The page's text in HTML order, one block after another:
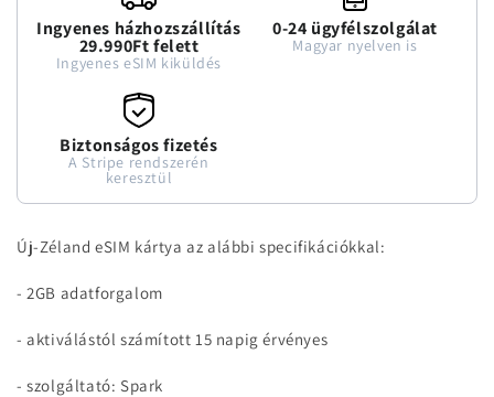
Ingyenes házhozszállítás
29.990Ft felett
Ingyenes eSIM kiküldés
0-24 ügyfélszolgálat
Magyar nyelven is
Biztonságos fizetés
A Stripe rendszerén
keresztül
Új-Zéland eSIM kártya az alábbi specifikációkkal:
- 2GB adatforgalom
- aktiválástól számított 15 napig érvényes
- szolgáltató: Spark